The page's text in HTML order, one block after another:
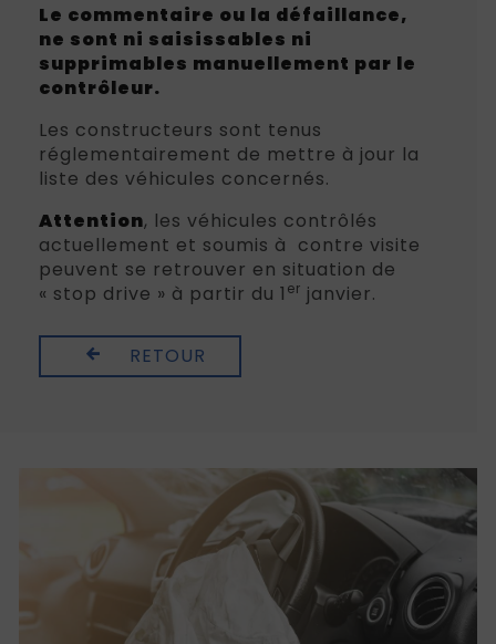
Le commentaire ou la défaillance,
ne sont ni saisissables ni
supprimables manuellement par le
contrôleur.
Les constructeurs sont tenus
réglementairement de mettre à jour la
liste des véhicules concernés.
Attention, les véhicules contrôlés
actuellement et soumis à contre visite
peuvent se retrouver en situation de
« stop drive » à partir du 1 er janvier.
RETOUR